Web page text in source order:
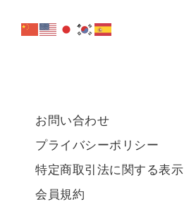
お問い合わせ
プライバシーポリシー
特定商取引法に関する表示
会員規約